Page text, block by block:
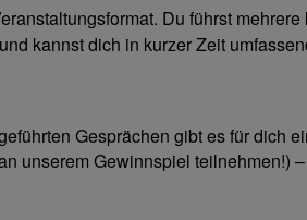
Du führst mehrere
kannst dich in kurzer Zeit
Gesprächen gibt es für dich
unserem Gewinnspiel teilnehmen!)